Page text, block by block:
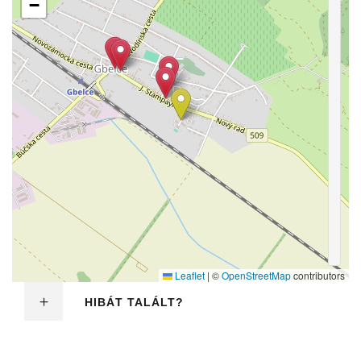
−
Leaflet | ©OpenStreetMapcontributors
HIBÁT TALÁLT?